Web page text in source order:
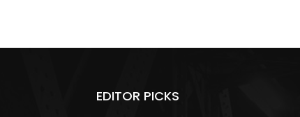
EDITOR PICKS